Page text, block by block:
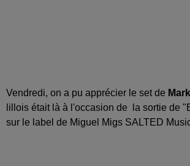
Vendredi, on a pu apprécier le set de
lillois était là à l'occasion de la sortie de
sur le label de Miguel Migs SALTED